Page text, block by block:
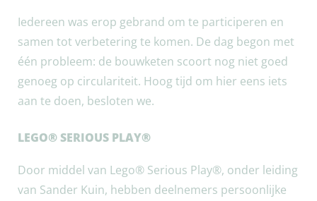
Iedereen was erop gebrand om te participeren en
samen tot verbetering te komen. De dag begon met
één probleem: de bouwketen scoort nog niet goed
genoeg op circulariteit. Hoog tijd om hier eens iets
aan te doen, besloten we.
LEGO® SERIOUS PLAY®
Door middel van Lego® Serious Play®, onder leiding
van Sander Kuin, hebben deelnemers persoonlijke